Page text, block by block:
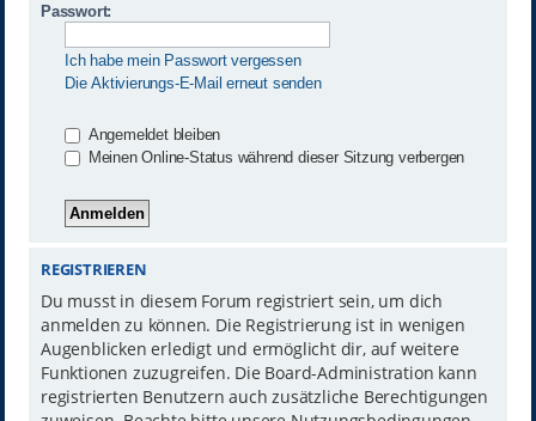
Passwort:
Ich habe mein Passwort vergessen
Die Aktivierungs-E-Mail erneut senden
Angemeldet bleiben
Meinen Online-Status während dieser Sitzung verbergen
REGISTRIEREN
Du musst in diesem Forum registriert sein, um dich
anmelden zu können. Die Registrierung ist in wenigen
Augenblicken erledigt und ermöglicht dir, auf weitere
Funktionen zuzugreifen. Die Board-Administration kann
registrierten Benutzern auch zusätzliche Berechtigungen